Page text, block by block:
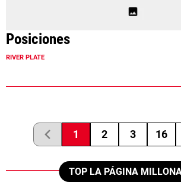
Posiciones
RIVER PLATE
1 2 3 16
TOP LA PÁGINA